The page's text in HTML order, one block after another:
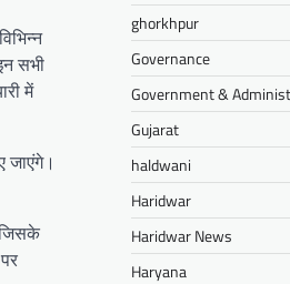
सभी
में
जाएंगे।
जिसके
ghorkhpur
Governance
Government &
Gujarat
haldwani
Haridwar
Haridwar News
Haryana